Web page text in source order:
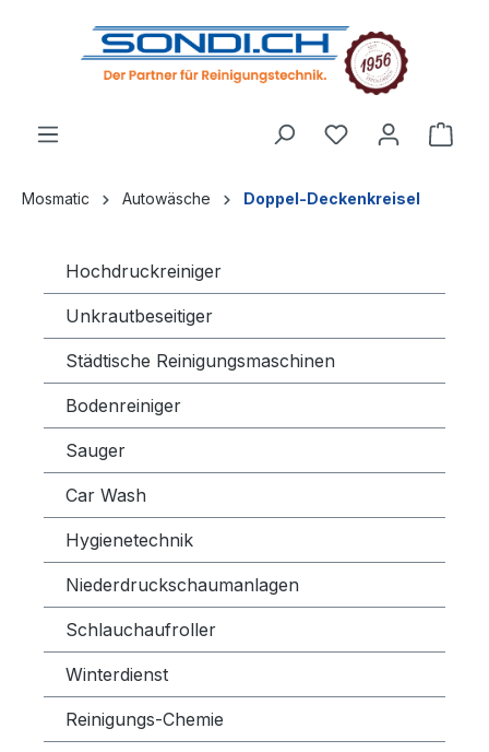
springen
Mosmatic Autowäsche Doppel-Deckenkreisel
Hochdruckreiniger
Unkrautbeseitiger
Städtische Reinigungsmaschinen
Bodenreiniger
Sauger
Car Wash
Hygienetechnik
Niederdruckschaumanlagen
Schlauchaufroller
Winterdienst
Reinigungs-Chemie